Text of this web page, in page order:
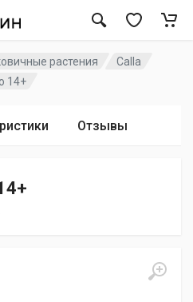
растения
Calla
14+
Отзывы